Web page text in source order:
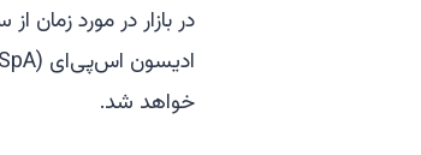
در بازار در مورد زمان
خواهد شد.